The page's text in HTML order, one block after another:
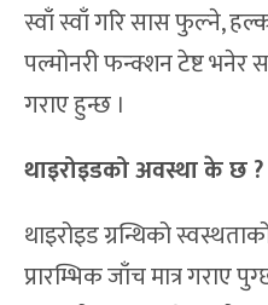
स्वाँ स्वाँ गरि सास फुल्ने,
पल्मोनरी फन्क्शन टेष्ट
गराए हुन्छ ।
थाइरोइडको अवस्था के छ ?
थाइरोइड ग्रन्थिको
प्रारम्भिक जाँच मात्र गराए